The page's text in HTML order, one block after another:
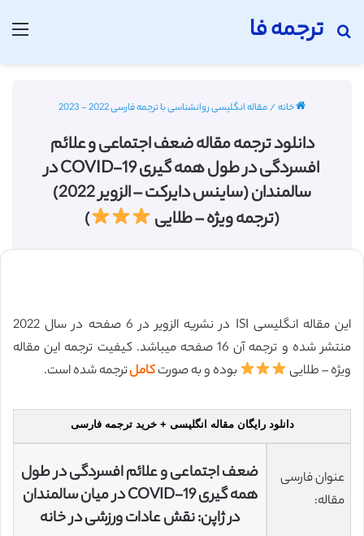
ترجمه فا
جستجو برای
خانه/مقاله انگلیسی روانشناسی با ترجمه فارسی 2022 - 2023
دانلود ترجمه مقاله ضعف اجتماعی و علائم
افسردگی در طول همه گیری COVID-19 در
سالمندان (ساینس دایرکت – الزویر 2022)
(ترجمه ویژه – طلایی
)
این مقاله انگلیسی ISI در نشریه الزویر در 6 صفحه در سال 2022
منتشر شده و ترجمه آن 16 صفحه میباشد. کیفیت ترجمه این مقاله
ویژه – طلایی
بوده و به صورتکاملترجمه شده است.
دانلود رایگان مقاله انگلیسی + خرید ترجمه فارسی
عنوان فارسی
مقاله:
ضعف اجتماعی و علائم افسردگی در طول
همه گیری COVID-19 در میان سالمندان
در ژاپن: نقش عادات ورزشی در خانه